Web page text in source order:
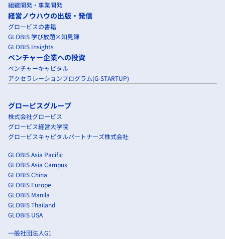
組織開発・事業開発
経営ノウハウの出版・発信
グロービスの書籍
GLOBIS 学び放題×知見録
GLOBIS Insights
ベンチャー企業への投資
ベンチャーキャピタル
アクセラレーションプログラム(G-STARTUP)
グロービスグループ
株式会社グロービス
グロービス経営大学院
グロービスキャピタルパートナーズ株式会社
GLOBIS Asia Pacific
GLOBIS Asia Campus
GLOBIS China
GLOBIS Europe
GLOBIS Manila
GLOBIS Thailand
GLOBIS USA
一般社団法人G1